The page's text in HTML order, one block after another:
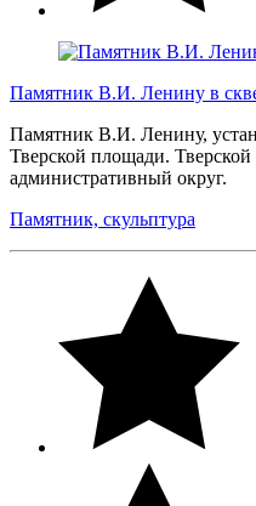
Памятник В.И. Ленину в
Памятник В.И. Ленину,
Тверской площади.
административный округ.
Памятник, скульптура